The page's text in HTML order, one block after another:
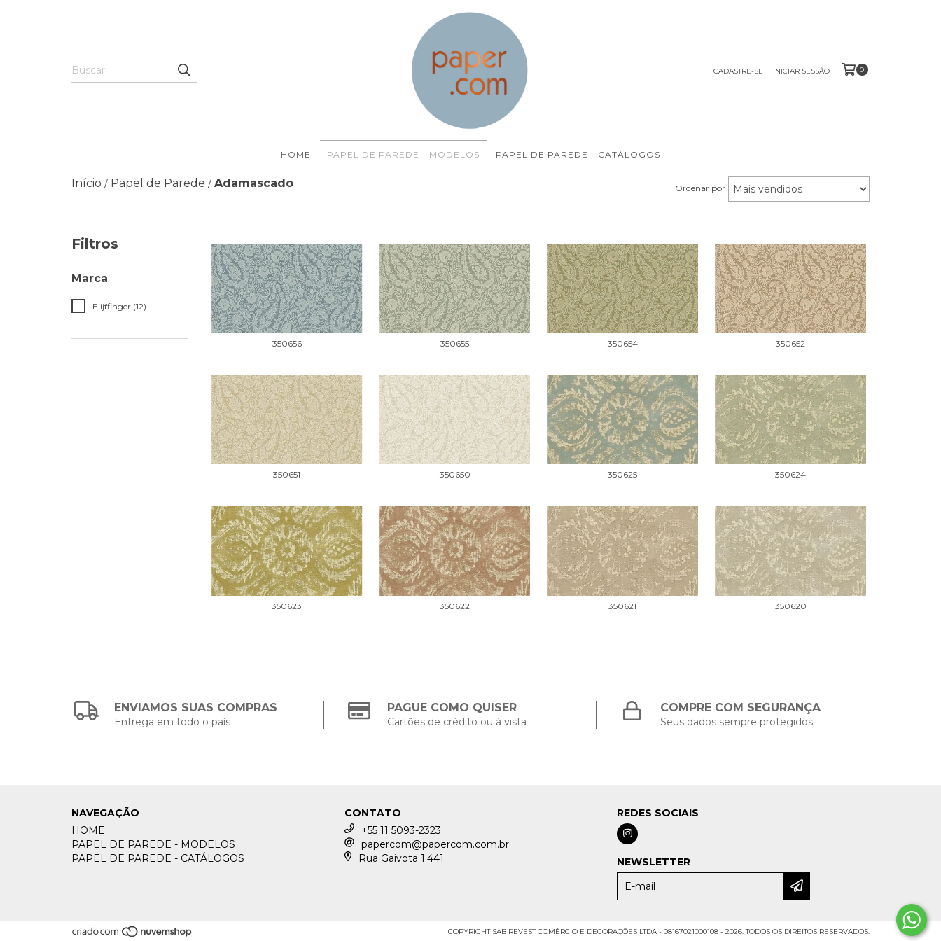
CADASTRE-SE INICIAR SESSÃO 0
HOME PAPEL DE PAREDE - MODELOS PAPEL DE PAREDE - CATÁLOGOS
Início / Papel de Parede / Adamascado Ordenar por
Filtros
Marca
Eiijffinger (12)
350656 350655 350654 350652
350651 350650 350625 350624
350623 350622 350621 350620
ENVIAMOS SUAS COMPRAS
Entrega em todo o país
PAGUE COMO QUISER
Cartões de crédito ou à vista
COMPRE COM SEGURANÇA
Seus dados sempre protegidos
NAVEGAÇÃO
HOME
PAPEL DE PAREDE - MODELOS
PAPEL DE PAREDE - CATÁLOGOS
CONTATO
+55 11 5093-2323
papercom@papercom.com.br
Rua Gaivota 1.441
REDES SOCIAIS
NEWSLETTER
COPYRIGHT SAB REVEST COMÉRCIO E DECORAÇÕES LTDA - 08167021000108 - 2026. TODOS OS DIREITOS RESERVADOS.